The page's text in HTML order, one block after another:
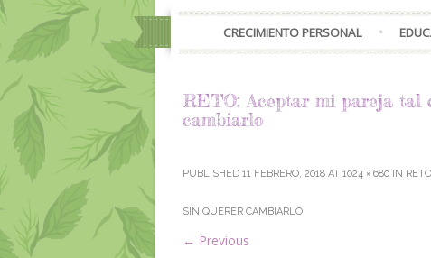
CRECIMIENTO PERSONAL
RETO: Aceptar mi pareja tal
cambiarlo
PUBLISHED 11 FEBRERO, 2018 AT 1024 × 680 IN
SIN QUERER CAMBIARLO
← Previous